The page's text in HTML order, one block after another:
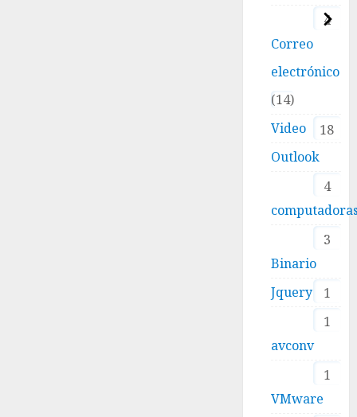
4
Correo
electrónico
14
Video
18
Outlook
4
3
Binario
1
Jquery
1
avconv
1
VMware